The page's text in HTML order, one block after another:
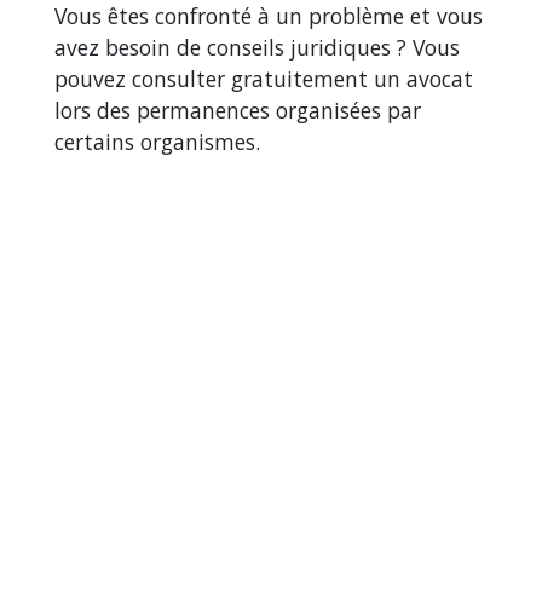
Vous êtes confronté à un problème et vous
avez besoin de conseils juridiques ? Vous
pouvez consulter gratuitement un avocat
lors des permanences organisées par
certains organismes.